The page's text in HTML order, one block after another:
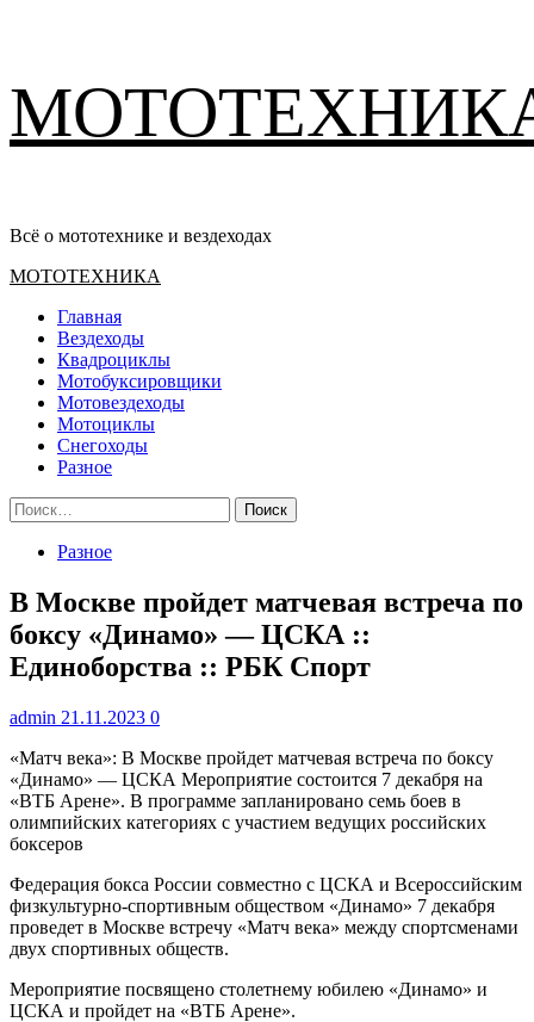
содержимому
Всё о мототехнике и вездеходах
Основное
МОТОТЕХНИКА
Главная
Вездеходы
Квадроциклы
Мотобуксировщики
Мотовездеходы
Мотоциклы
Снегоходы
Разное
Найти:
Разное
В Москве пройдет матчевая встреча по
боксу «Динамо» — ЦСКА ::
Единоборства :: РБК Спорт
admin 21.11.2023 0
«Матч века»: В Москве пройдет матчевая встреча по боксу
«Динамо» — ЦСКА Мероприятие состоится 7 декабря на
«ВТБ Арене». В программе запланировано семь боев в
олимпийских категориях с участием ведущих российских
боксеров
Федерация бокса России совместно с ЦСКА и Всероссийским
физкультурно-спортивным обществом «Динамо» 7 декабря
проведет в Москве встречу «Матч века» между спортсменами
двух спортивных обществ.
Мероприятие посвящено столетнему юбилею «Динамо» и
ЦСКА и пройдет на «ВТБ Арене».